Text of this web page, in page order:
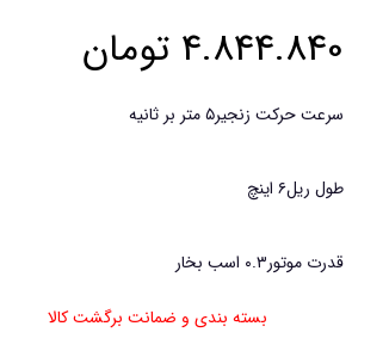
4.844.840 تومان
سرعت حرکت زنجیر۵ متر بر ثانیه
طول ریل۶ اینچ
قدرت موتور۰.۳ اسب بخار
بسته بندی و ضمانت برگشت کالا